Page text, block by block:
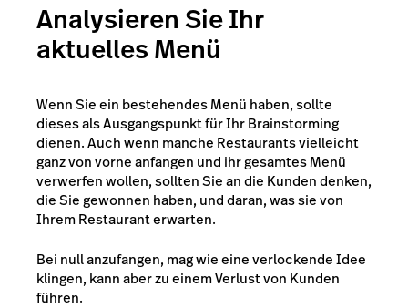
Analysieren Sie Ihr
aktuelles Menü
Wenn Sie ein bestehendes Menü haben, sollte
dieses als Ausgangspunkt für Ihr Brainstorming
dienen. Auch wenn manche Restaurants vielleicht
ganz von vorne anfangen und ihr gesamtes Menü
verwerfen wollen, sollten Sie an die Kunden denken,
die Sie gewonnen haben, und daran, was sie von
Ihrem Restaurant erwarten.
Bei null anzufangen, mag wie eine verlockende Idee
klingen, kann aber zu einem Verlust von Kunden
führen.